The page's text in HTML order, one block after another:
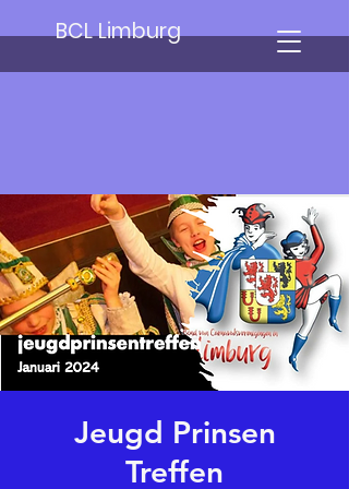
BCL Limburg
Jeugd Prinsen
Treffen